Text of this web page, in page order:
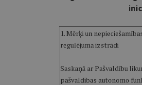
1. Mērķi un
regulējuma izstrādi
Saskaņā ar Pašvaldību
pašvaldības autonomo